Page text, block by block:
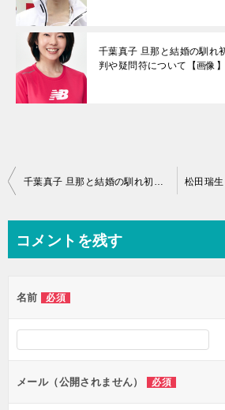
千葉真子 旦那と結婚の馴れ
判や疑問符について【画像】
投
ビ
ー
シ
ン
千葉真子 旦那と結婚の馴れ初めや子供は？札幌批判や疑問符について【画像】
コメントを残す
名前 必須
メール（公開されません） 必須